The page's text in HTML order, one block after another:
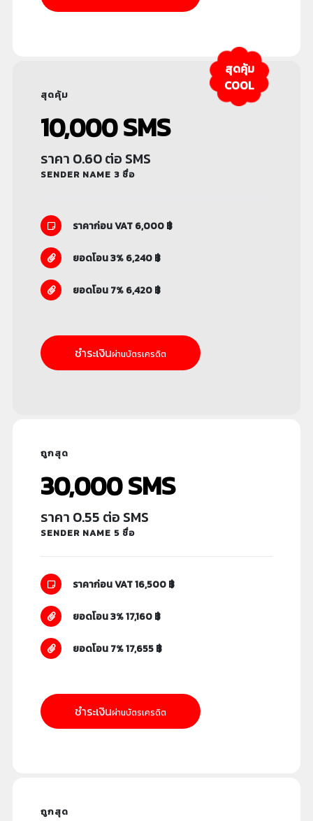
สุดคุ้ม
10,000 SMS
ราคา 0.60 ต่อ SMS
SENDER NAME 3 ชื่อ
ราคาก่อน VAT 6,000 ฿
ยอดโอน 3% 6,240 ฿
ยอดโอน 7% 6,420 ฿
ชำระเงินผ่านบัตรเครดิต
สุดคุ้ม
COOL
ถูกสุด
30,000 SMS
ราคา 0.55 ต่อ SMS
SENDER NAME 5 ชื่อ
ราคาก่อน VAT 16,500 ฿
ยอดโอน 3% 17,160 ฿
ยอดโอน 7% 17,655 ฿
ชำระเงินผ่านบัตรเครดิต
ถูกสุด